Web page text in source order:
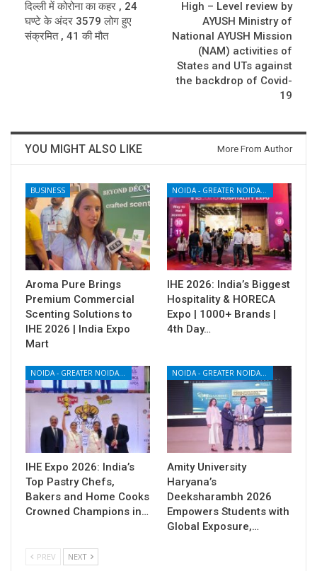
दिल्ली में कोरोना का कहर , 24
घण्टे के अंदर 3579 लोग हुए
संक्रमित , 41 की मौत
High – Level review by
AYUSH Ministry of
National AYUSH Mission
(NAM) activities of
States and UTs against
the backdrop of Covid-
19
YOU MIGHT ALSO LIKE More From Author
BUSINESS
Aroma Pure Brings
Premium Commercial
Scenting Solutions to
IHE 2026 | India Expo
Mart
IHE 2026: India’s Biggest
Hospitality & HORECA
Expo | 1000+ Brands |
4th Day…
IHE Expo 2026: India’s
Top Pastry Chefs,
Bakers and Home Cooks
Crowned Champions in…
Amity University
Haryana’s
Deeksharambh 2026
Empowers Students with
Global Exposure,…
PREV NEXT